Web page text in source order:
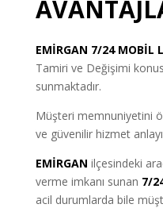
EMİRGAN 7/24 MOBİL
Tamiri ve Değişimi
sunmaktadır.
Müşteri memnuniyetini
ve güvenilir hizmet
EMİRGAN ilçesindeki
verme imkanı sunan 7/
acil durumlarda bile